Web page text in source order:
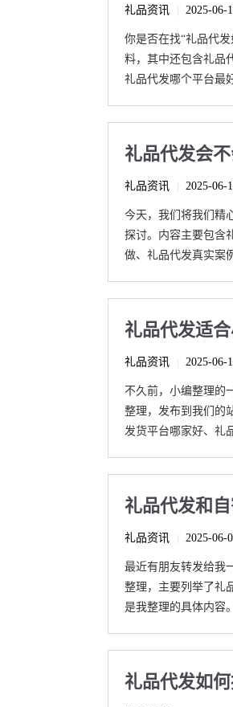
礼品资讯 2025-06-
你是否在找“礼品代
料，其中还包含礼品
礼品代发哪个平台最
礼品代发会
礼品资讯 2025-06-
今天，我们将我们精
探讨。内容主要包含
做、礼品代发真实案
礼品代发适
礼品资讯 2025-06-
不久前，小编整理的
整理，发布到我们的
发货平台哪家好、礼
礼品代发和
礼品资讯 2025-06-
最近有朋友转发给我
整理，主要列举了礼
是我整理的具体内容
礼品代发如